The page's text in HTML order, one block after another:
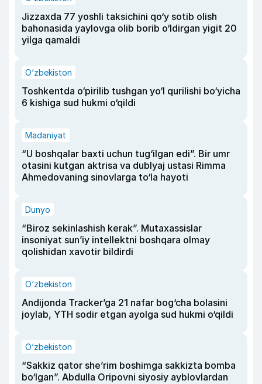
Jizzaxda 77 yoshli taksichini qo‘y sotib olish
bahonasida yaylovga olib borib o‘ldirgan yigit 20
yilga qamaldi
O‘zbekiston
Toshkentda o‘pirilib tushgan yo‘l qurilishi bo‘yicha
6 kishiga sud hukmi o‘qildi
Madaniyat
“U boshqalar baxti uchun tug‘ilgan edi”. Bir umr
otasini kutgan aktrisa va dublyaj ustasi Rimma
Ahmedovaning sinovlarga to‘la hayoti
Dunyo
“Biroz sekinlashish kerak”. Mutaxassislar
insoniyat sun’iy intellektni boshqara olmay
qolishidan xavotir bildirdi
O‘zbekiston
Andijonda Tracker’ga 21 nafar bog‘cha bolasini
joylab, YTH sodir etgan ayolga sud hukmi o‘qildi
O‘zbekiston
“Sakkiz qator she’rim boshimga sakkizta bomba
bo‘lgan”. Abdulla Oripovni siyosiy ayblovlardan